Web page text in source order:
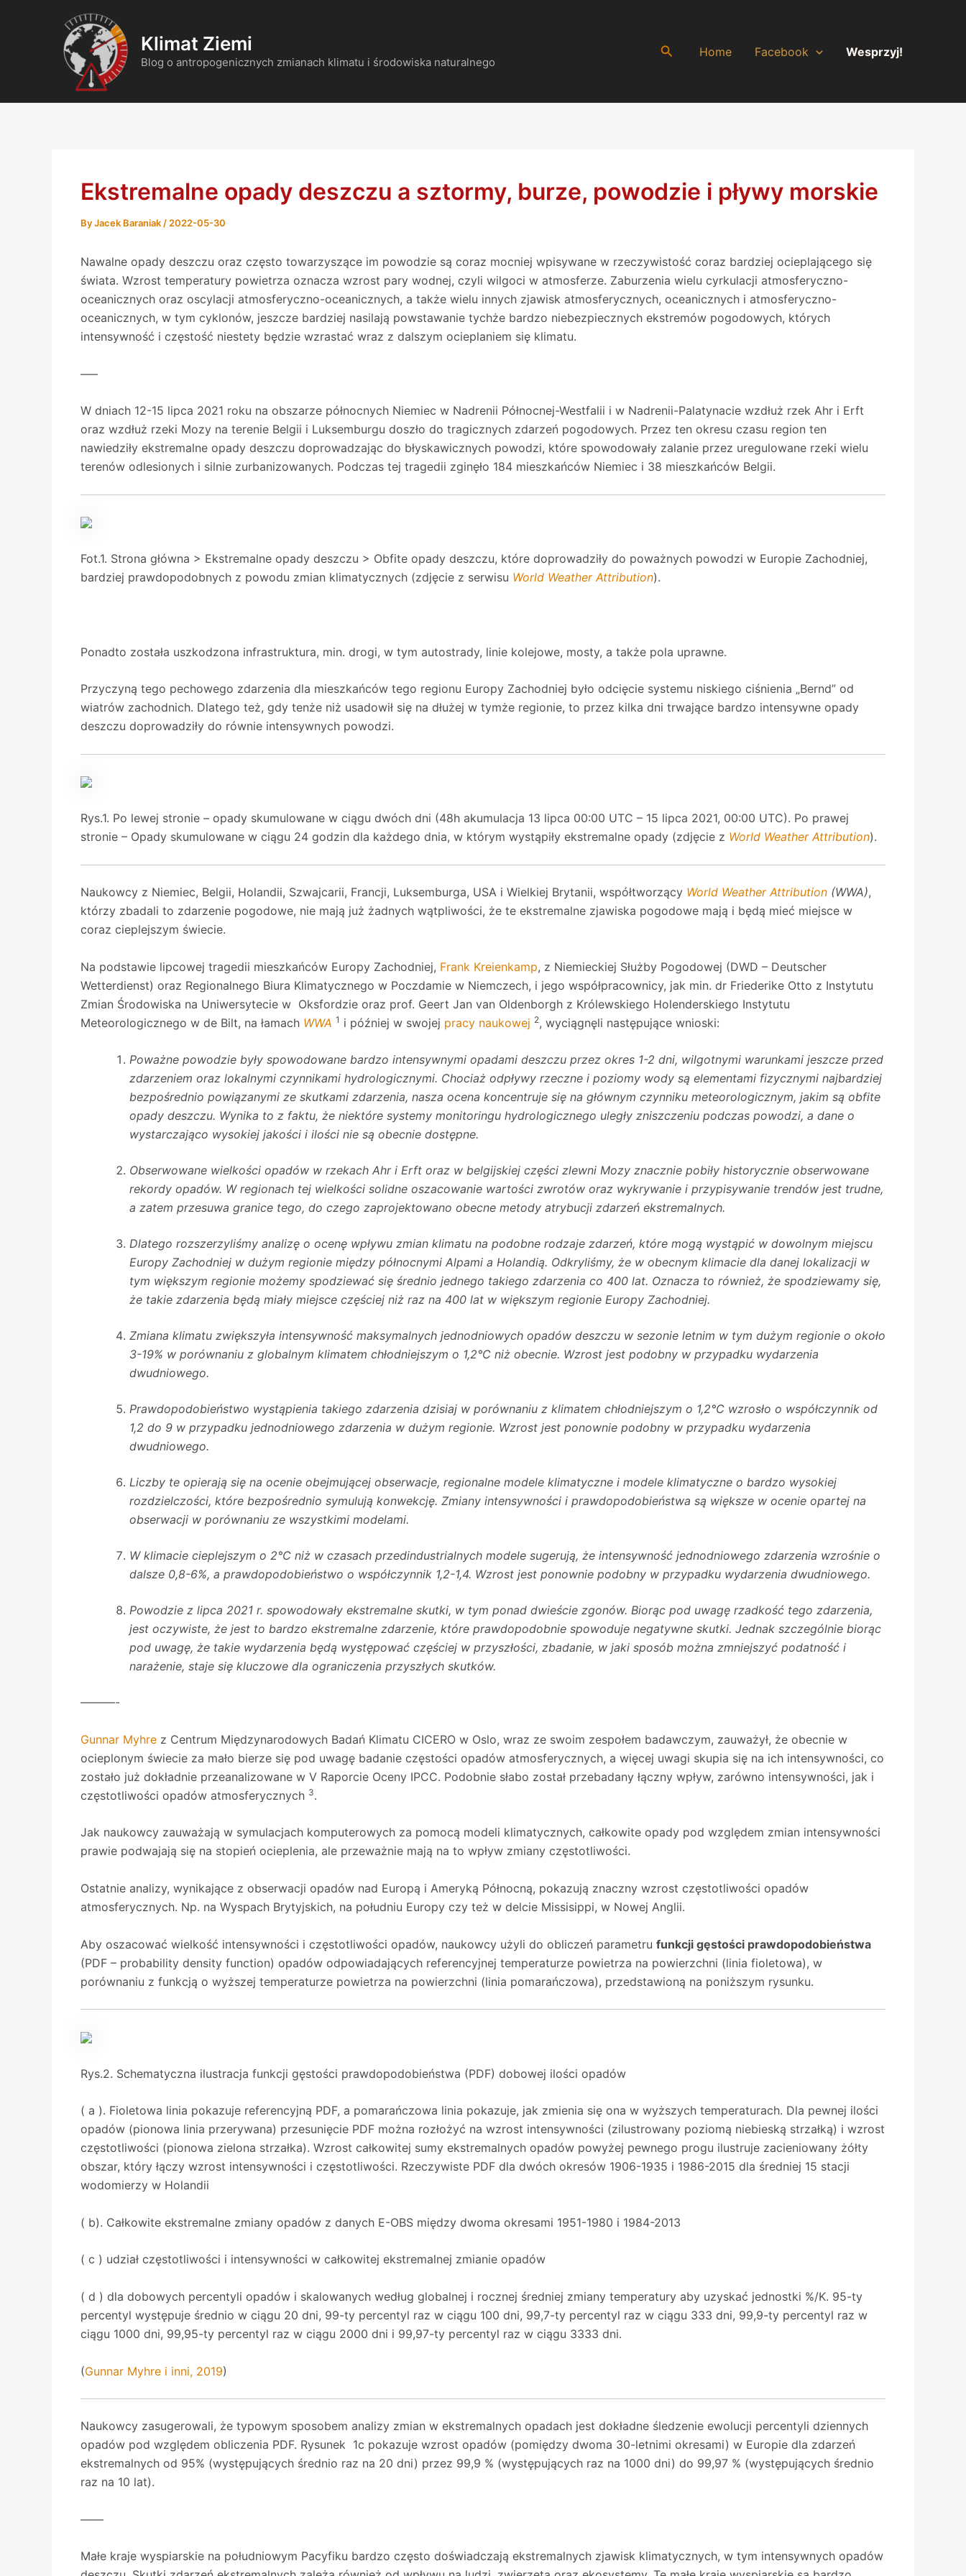
Klimat Ziemi
Blog o antropogenicznych zmianach klimatu i środowiska naturalnego
SearchHome Facebook Wesprzyj!
Ekstremalne opady deszczu a sztormy, burze, powodzie i pływy morskie
ByJacek Baraniak / 2022-05-30
Nawalne opady deszczu oraz często towarzyszące im powodzie są coraz mocniej wpisywane w rzeczywistość coraz bardziej ocieplającego się
świata. Wzrost temperatury powietrza oznacza wzrost pary wodnej, czyli wilgoci w atmosferze. Zaburzenia wielu cyrkulacji atmosferyczno-
oceanicznych oraz oscylacji atmosferyczno-oceanicznych, a także wielu innych zjawisk atmosferycznych, oceanicznych i atmosferyczno-
oceanicznych, w tym cyklonów, jeszcze bardziej nasilają powstawanie tychże bardzo niebezpiecznych ekstremów pogodowych, których
intensywność i częstość niestety będzie wzrastać wraz z dalszym ocieplaniem się klimatu.
—–
W dniach 12-15 lipca 2021 roku na obszarze północnych Niemiec w Nadrenii Północnej-Westfalii i w Nadrenii-Palatynacie wzdłuż rzek Ahr i Erft
oraz wzdłuż rzeki Mozy na terenie Belgii i Luksemburgu doszło do tragicznych zdarzeń pogodowych. Przez ten okresu czasu region ten
nawiedziły ekstremalne opady deszczu doprowadzając do błyskawicznych powodzi, które spowodowały zalanie przez uregulowane rzeki wielu
terenów odlesionych i silnie zurbanizowanych. Podczas tej tragedii zginęło 184 mieszkańców Niemiec i 38 mieszkańców Belgii.
Fot.1. Strona główna > Ekstremalne opady deszczu > Obfite opady deszczu, które doprowadziły do poważnych powodzi w Europie Zachodniej,
bardziej prawdopodobnych z powodu zmian klimatycznych (zdjęcie z serwisu World Weather Attribution).
Ponadto została uszkodzona infrastruktura, min. drogi, w tym autostrady, linie kolejowe, mosty, a także pola uprawne.
Przyczyną tego pechowego zdarzenia dla mieszkańców tego regionu Europy Zachodniej było odcięcie systemu niskiego ciśnienia „Bernd” od
wiatrów zachodnich. Dlatego też, gdy tenże niż usadowił się na dłużej w tymże regionie, to przez kilka dni trwające bardzo intensywne opady
deszczu doprowadziły do równie intensywnych powodzi.
Rys.1. Po lewej stronie – opady skumulowane w ciągu dwóch dni (48h akumulacja 13 lipca 00:00 UTC – 15 lipca 2021, 00:00 UTC). Po prawej
stronie – Opady skumulowane w ciągu 24 godzin dla każdego dnia, w którym wystąpiły ekstremalne opady (zdjęcie z World Weather Attribution).
Naukowcy z Niemiec, Belgii, Holandii, Szwajcarii, Francji, Luksemburga, USA i Wielkiej Brytanii, współtworzący World Weather Attribution (WWA),
którzy zbadali to zdarzenie pogodowe, nie mają już żadnych wątpliwości, że te ekstremalne zjawiska pogodowe mają i będą mieć miejsce w
coraz cieplejszym świecie.
Na podstawie lipcowej tragedii mieszkańców Europy Zachodniej, Frank Kreienkamp, z Niemieckiej Służby Pogodowej (DWD – Deutscher
Wetterdienst) oraz Regionalnego Biura Klimatycznego w Poczdamie w Niemczech, i jego współpracownicy, jak min. dr Friederike Otto z Instytutu
Zmian Środowiska na Uniwersytecie w Oksfordzie oraz prof. Geert Jan van Oldenborgh z Królewskiego Holenderskiego Instytutu
Meteorologicznego w de Bilt, na łamach WWA 1 i później w swojej pracy naukowej 2, wyciągnęli następujące wnioski:
Poważne powodzie były spowodowane bardzo intensywnymi opadami deszczu przez okres 1-2 dni, wilgotnymi warunkami jeszcze przed
zdarzeniem oraz lokalnymi czynnikami hydrologicznymi. Chociaż odpływy rzeczne i poziomy wody są elementami fizycznymi najbardziej
bezpośrednio powiązanymi ze skutkami zdarzenia, nasza ocena koncentruje się na głównym czynniku meteorologicznym, jakim są obfite
opady deszczu. Wynika to z faktu, że niektóre systemy monitoringu hydrologicznego uległy zniszczeniu podczas powodzi, a dane o
wystarczająco wysokiej jakości i ilości nie są obecnie dostępne.
Obserwowane wielkości opadów w rzekach Ahr i Erft oraz w belgijskiej części zlewni Mozy znacznie pobiły historycznie obserwowane
rekordy opadów. W regionach tej wielkości solidne oszacowanie wartości zwrotów oraz wykrywanie i przypisywanie trendów jest trudne,
a zatem przesuwa granice tego, do czego zaprojektowano obecne metody atrybucji zdarzeń ekstremalnych.
Dlatego rozszerzyliśmy analizę o ocenę wpływu zmian klimatu na podobne rodzaje zdarzeń, które mogą wystąpić w dowolnym miejscu
Europy Zachodniej w dużym regionie między północnymi Alpami a Holandią. Odkryliśmy, że w obecnym klimacie dla danej lokalizacji w
tym większym regionie możemy spodziewać się średnio jednego takiego zdarzenia co 400 lat. Oznacza to również, że spodziewamy się,
że takie zdarzenia będą miały miejsce częściej niż raz na 400 lat w większym regionie Europy Zachodniej.
Zmiana klimatu zwiększyła intensywność maksymalnych jednodniowych opadów deszczu w sezonie letnim w tym dużym regionie o około
3-19% w porównaniu z globalnym klimatem chłodniejszym o 1,2°C niż obecnie. Wzrost jest podobny w przypadku wydarzenia
dwudniowego.
Prawdopodobieństwo wystąpienia takiego zdarzenia dzisiaj w porównaniu z klimatem chłodniejszym o 1,2°C wzrosło o współczynnik od
1,2 do 9 w przypadku jednodniowego zdarzenia w dużym regionie. Wzrost jest ponownie podobny w przypadku wydarzenia
dwudniowego.
Liczby te opierają się na ocenie obejmującej obserwacje, regionalne modele klimatyczne i modele klimatyczne o bardzo wysokiej
rozdzielczości, które bezpośrednio symulują konwekcję. Zmiany intensywności i prawdopodobieństwa są większe w ocenie opartej na
obserwacji w porównaniu ze wszystkimi modelami.
W klimacie cieplejszym o 2°C niż w czasach przedindustrialnych modele sugerują, że intensywność jednodniowego zdarzenia wzrośnie o
dalsze 0,8-6%, a prawdopodobieństwo o współczynnik 1,2-1,4. Wzrost jest ponownie podobny w przypadku wydarzenia dwudniowego.
Powodzie z lipca 2021 r. spowodowały ekstremalne skutki, w tym ponad dwieście zgonów. Biorąc pod uwagę rzadkość tego zdarzenia,
jest oczywiste, że jest to bardzo ekstremalne zdarzenie, które prawdopodobnie spowoduje negatywne skutki. Jednak szczególnie biorąc
pod uwagę, że takie wydarzenia będą występować częściej w przyszłości, zbadanie, w jaki sposób można zmniejszyć podatność i
narażenie, staje się kluczowe dla ograniczenia przyszłych skutków.
———-
Gunnar Myhre z Centrum Międzynarodowych Badań Klimatu CICERO w Oslo, wraz ze swoim zespołem badawczym, zauważył, że obecnie w
ocieplonym świecie za mało bierze się pod uwagę badanie częstości opadów atmosferycznych, a więcej uwagi skupia się na ich intensywności, co
zostało już dokładnie przeanalizowane w V Raporcie Oceny IPCC. Podobnie słabo został przebadany łączny wpływ, zarówno intensywności, jak i
częstotliwości opadów atmosferycznych 3.
Jak naukowcy zauważają w symulacjach komputerowych za pomocą modeli klimatycznych, całkowite opady pod względem zmian intensywności
prawie podwajają się na stopień ocieplenia, ale przeważnie mają na to wpływ zmiany częstotliwości.
Ostatnie analizy, wynikające z obserwacji opadów nad Europą i Ameryką Północną, pokazują znaczny wzrost częstotliwości opadów
atmosferycznych. Np. na Wyspach Brytyjskich, na południu Europy czy też w delcie Missisippi, w Nowej Anglii.
Aby oszacować wielkość intensywności i częstotliwości opadów, naukowcy użyli do obliczeń parametru funkcji gęstości prawdopodobieństwa
(PDF – probability density function) opadów odpowiadających referencyjnej temperaturze powietrza na powierzchni (linia fioletowa), w
porównaniu z funkcją o wyższej temperaturze powietrza na powierzchni (linia pomarańczowa), przedstawioną na poniższym rysunku.
Rys.2. Schematyczna ilustracja funkcji gęstości prawdopodobieństwa (PDF) dobowej ilości opadów
( a ). Fioletowa linia pokazuje referencyjną PDF, a pomarańczowa linia pokazuje, jak zmienia się ona w wyższych temperaturach. Dla pewnej ilości
opadów (pionowa linia przerywana) przesunięcie PDF można rozłożyć na wzrost intensywności (zilustrowany poziomą niebieską strzałką) i wzrost
częstotliwości (pionowa zielona strzałka). Wzrost całkowitej sumy ekstremalnych opadów powyżej pewnego progu ilustruje zacieniowany żółty
obszar, który łączy wzrost intensywności i częstotliwości. Rzeczywiste PDF dla dwóch okresów 1906-1935 i 1986-2015 dla średniej 15 stacji
wodomierzy w Holandii
( b). Całkowite ekstremalne zmiany opadów z danych E-OBS między dwoma okresami 1951-1980 i 1984-2013
( c ) udział częstotliwości i intensywności w całkowitej ekstremalnej zmianie opadów
( d ) dla dobowych percentyli opadów i skalowanych według globalnej i rocznej średniej zmiany temperatury aby uzyskać jednostki %/K. 95-ty
percentyl występuje średnio w ciągu 20 dni, 99-ty percentyl raz w ciągu 100 dni, 99,7-ty percentyl raz w ciągu 333 dni, 99,9-ty percentyl raz w
ciągu 1000 dni, 99,95-ty percentyl raz w ciągu 2000 dni i 99,97-ty percentyl raz w ciągu 3333 dni.
(Gunnar Myhre i inni, 2019)
Naukowcy zasugerowali, że typowym sposobem analizy zmian w ekstremalnych opadach jest dokładne śledzenie ewolucji percentyli dziennych
opadów pod względem obliczenia PDF. Rysunek 1c pokazuje wzrost opadów (pomiędzy dwoma 30-letnimi okresami) w Europie dla zdarzeń
ekstremalnych od 95% (występujących średnio raz na 20 dni) przez 99,9 % (występujących raz na 1000 dni) do 99,97 % (występujących średnio
raz na 10 lat).
——
Małe kraje wyspiarskie na południowym Pacyfiku bardzo często doświadczają ekstremalnych zjawisk klimatycznych, w tym intensywnych opadów
navigation